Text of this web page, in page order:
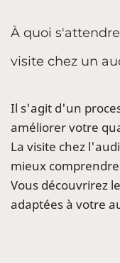
À quoi
visite chez un
Il s'agit d'un
améliorer votre
La visite chez
mieux
Vous découvrirez
adaptées à votre